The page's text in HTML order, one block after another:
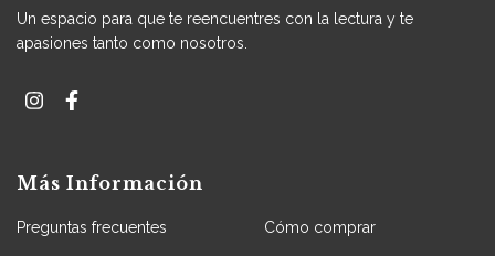
Un espacio para que te reencuentres con la lectura y te
apasiones tanto como nosotros.
Más Información
Preguntas frecuentes Cómo comprar